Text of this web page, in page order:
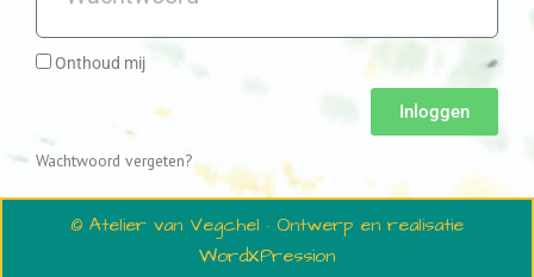
Onthoud mij
Inloggen
Wachtwoord vergeten?
© Atelier van Vegchel · Ontwerp en realisatie
WordXPression